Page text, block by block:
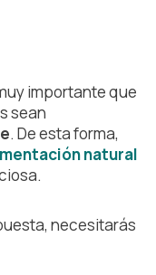
importante que
sean
. De esta forma,
natural
necesitarás